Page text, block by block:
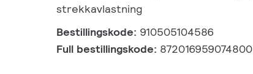
strekkavlastning
Bestillingskode: 910505104586
Full bestillingskode: 872016959074800